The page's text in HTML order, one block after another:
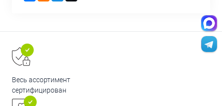
Весь ассортимент
сертифицирован